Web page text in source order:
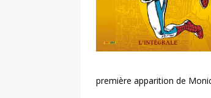
première apparition de